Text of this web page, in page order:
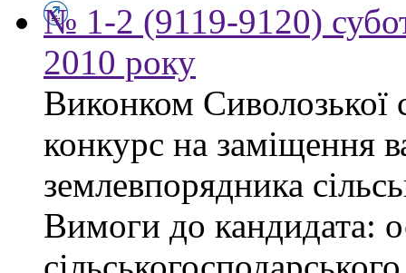
№ 1-2 (9119-9120)
2010 року
Виконком Сиволозької
конкурс на заміщення
землевпорядника
Вимоги до кандидата: